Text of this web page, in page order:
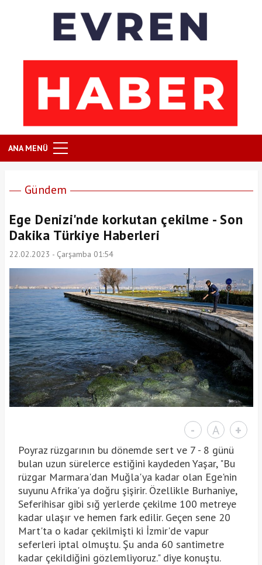
ANA MENÜ
Gündem
Ege Denizi'nde korkutan çekilme - Son
Dakika Türkiye Haberleri
22.02.2023 - Çarşamba 01:54
- A +
Poyraz rüzgarının bu dönemde sert ve 7 - 8 günü
bulan uzun sürelerce estiğini kaydeden Yaşar, "Bu
rüzgar Marmara'dan Muğla'ya kadar olan Ege'nin
suyunu Afrika'ya doğru şişirir. Özellikle Burhaniye,
Seferihisar gibi sığ yerlerde çekilme 100 metreye
kadar ulaşır ve hemen fark edilir. Geçen sene 20
Mart'ta o kadar çekilmişti ki İzmir'de vapur
seferleri iptal olmuştu. Şu anda 60 santimetre
kadar çekildiğini gözlemliyoruz." diye konuştu.